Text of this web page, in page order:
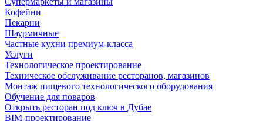
Кофейни
Пекарни
Шаурмичные
Частные кухни премиум-класса
Услуги
Технологическое проектирование
Техническое обслуживание ресторанов, магазинов
Монтаж пищевого технологического оборудования
Обучение для поваров
Открыть ресторан под ключ в Дубае
BIM-проектирование